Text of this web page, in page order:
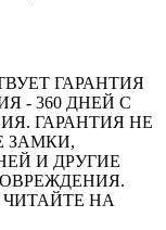
ГАРАНТИЯ
- 360 ДНЕЙ С
ГАРАНТИЯ НЕ
ЗАМКИ,
И ДРУГИЕ
НА